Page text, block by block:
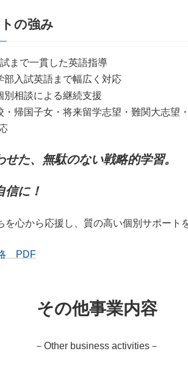
の強み
まで一貫した英語指導
部入試英語まで幅広く対応
別相談による継続支援
・帰国子女・将来留学志望・難関大志望
た、無駄のない戦略的学習。
信に！
心から応援し、質の高い個別サポート
略 PDF
その他事業内容
－Other business activities－